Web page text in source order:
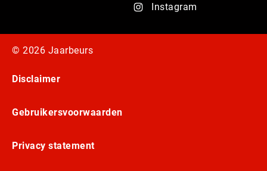
Instagram
© 2026 Jaarbeurs
Disclaimer
Gebruikersvoorwaarden
Privacy statement